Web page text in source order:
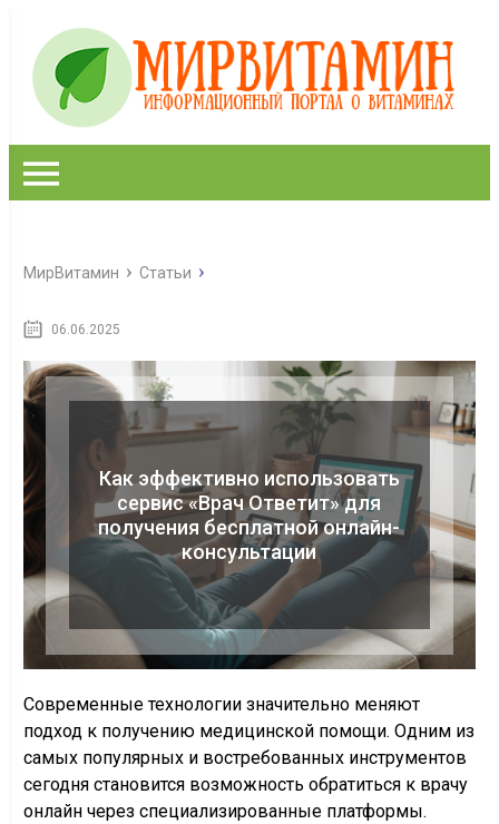
МирВитамин Статьи
06.06.2025
Как эффективно использовать
сервис «Врач Ответит» для
получения бесплатной онлайн-
консультации
Современные технологии значительно меняют
подход к получению медицинской помощи. Одним из
самых популярных и востребованных инструментов
сегодня становится возможность обратиться к врачу
онлайн через специализированные платформы.